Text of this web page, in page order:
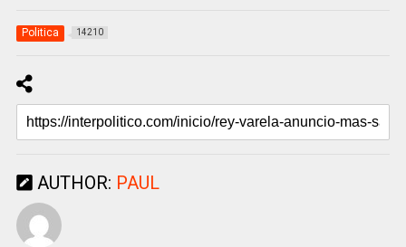
Politica 14210
AUTHOR: PAUL